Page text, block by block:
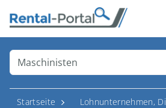
Startseite Lohnunternehmen,